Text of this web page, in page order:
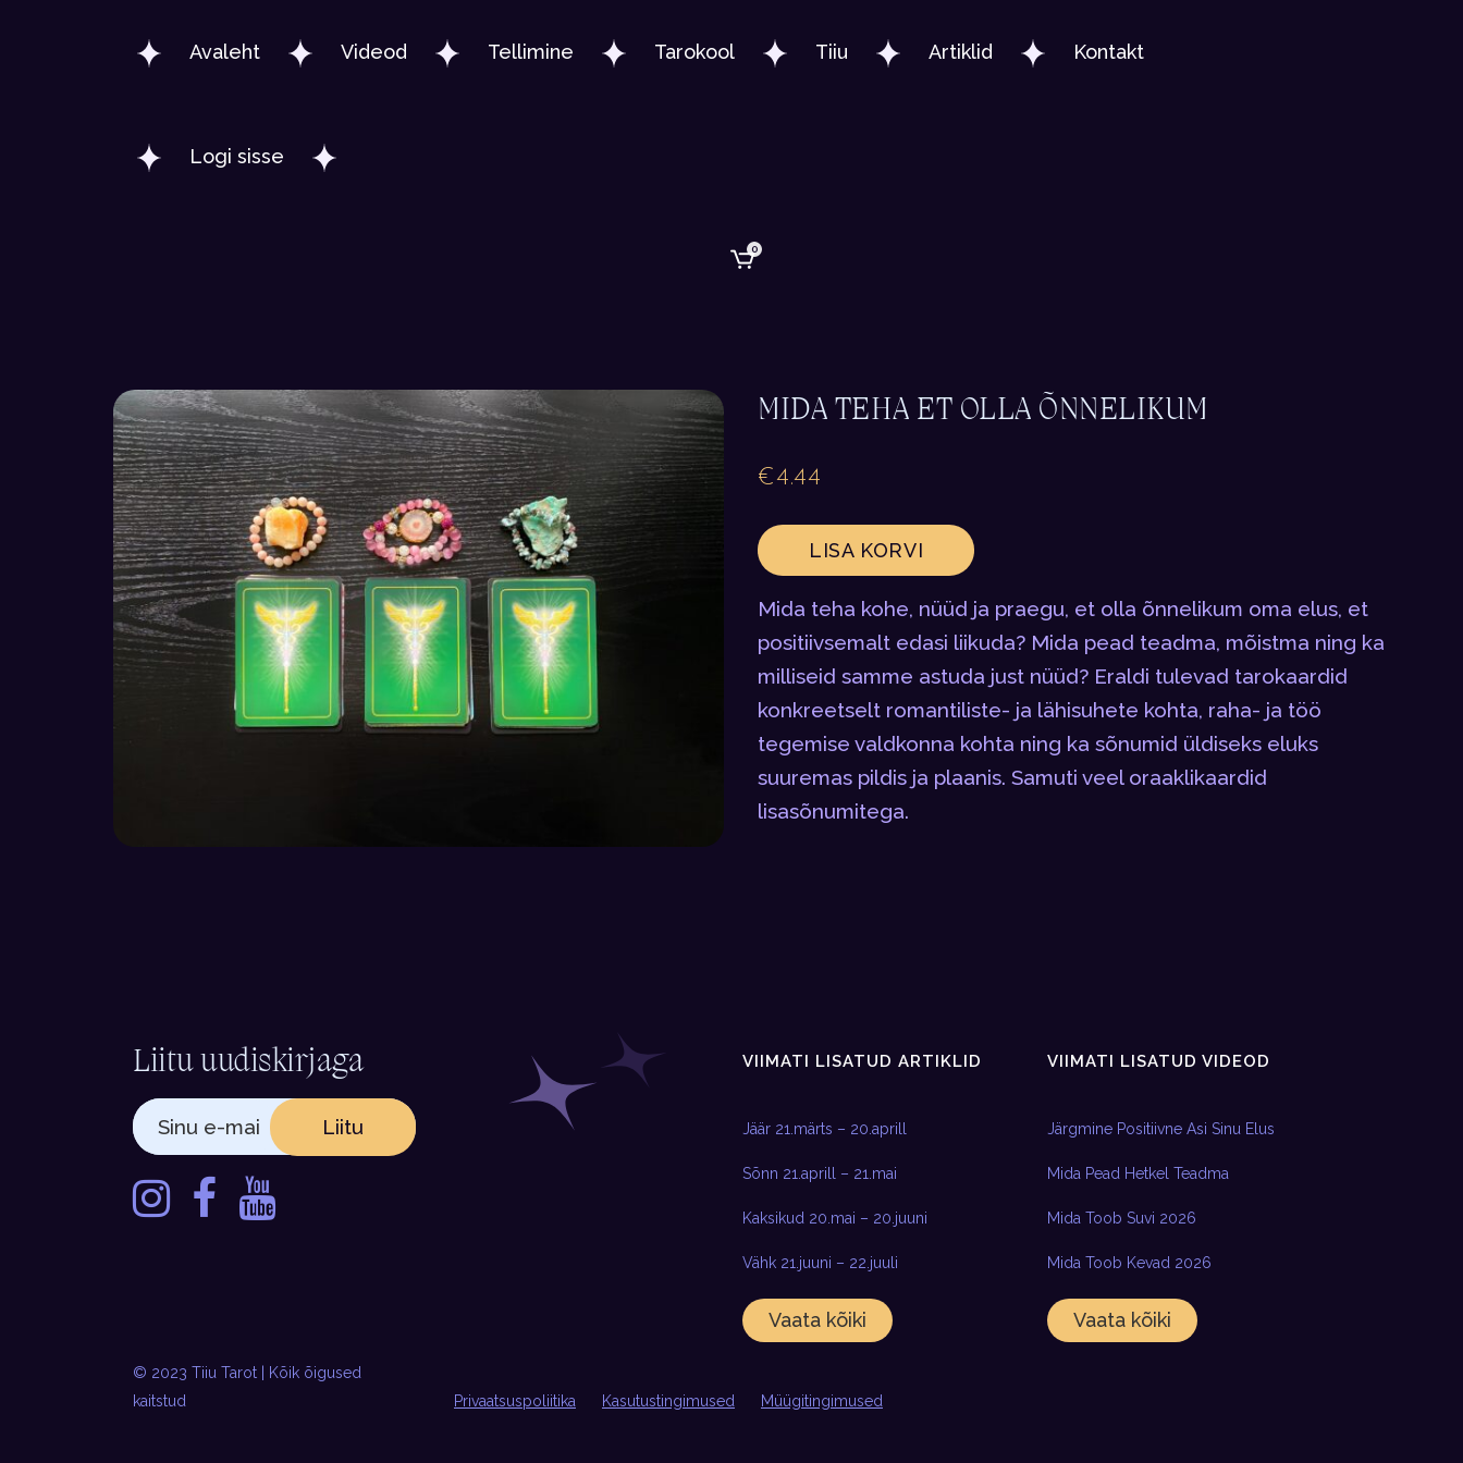
Avaleht Videod Tellimine Tarokool Tiiu Artiklid Kontakt
Logi sisse
0
MIDA TEHA ET OLLA ÕNNELIKUM
€4.44
LISA KORVI
Mida teha kohe, nüüd ja praegu, et olla õnnelikum oma elus, et
positiivsemalt edasi liikuda? Mida pead teadma, mõistma ning ka
milliseid samme astuda just nüüd? Eraldi tulevad tarokaardid
konkreetselt romantiliste- ja lähisuhete kohta, raha- ja töö
tegemise valdkonna kohta ning ka sõnumid üldiseks eluks
suuremas pildis ja plaanis. Samuti veel oraaklikaardid
lisasõnumitega.
Liitu uudiskirjaga
Liitu
© 2023 Tiiu Tarot | Kõik õigused
kaitstud
Privaatsuspoliitika Kasutustingimused Müügitingimused
VIIMATI LISATUD ARTIKLID
Jäär 21.märts – 20.aprill
Sõnn 21.aprill – 21.mai
Kaksikud 20.mai – 20.juuni
Vähk 21.juuni – 22.juuli
Vaata kõiki
VIIMATI LISATUD VIDEOD
Järgmine Positiivne Asi Sinu Elus
Mida Pead Hetkel Teadma
Mida Toob Suvi 2026
Mida Toob Kevad 2026
Vaata kõiki